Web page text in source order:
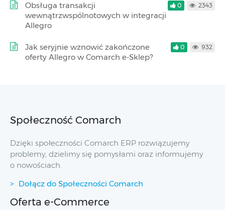
Obsługa transakcji
wewnątrzwspólnotowych w integracji
Allegro
0 2343
Jak seryjnie wznowić zakończone
oferty Allegro w Comarch e-Sklep?
0 932
Społeczność Comarch
Dzięki społeczności Comarch ERP rozwiązujemy
problemy, dzielimy się pomysłami oraz informujemy
o nowościach.
Dołącz do Społeczności Comarch
Oferta e-Commerce